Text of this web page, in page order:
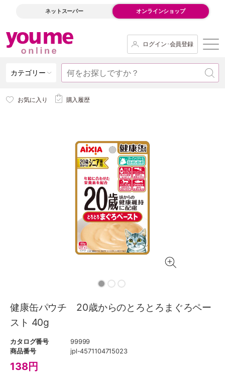
ネットスーパー オンラインショップ
ログイン･会員登録
カテゴリー
お気に入り 購入履歴
健康缶パウチ 20歳からのとろとろまぐろペー
スト 40g
カタログ番号
99999
商品番号
jpl-4571104715023
138円